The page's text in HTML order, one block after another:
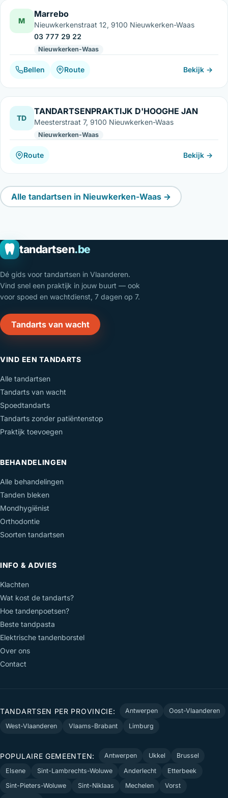
M
Marrebo
Nieuwkerkenstraat 12, 9100 Nieuwkerken-Waas
03 777 29 22
Nieuwkerken-Waas
Bellen Route Bekijk →
TD
TANDARTSENPRAKTIJK D'HOOGHE JAN
Meesterstraat 7, 9100 Nieuwkerken-Waas
Nieuwkerken-Waas
Route Bekijk →
Alle tandartsen in Nieuwkerken-Waas →
tandartsen.be
Dé gids voor tandartsen in Vlaanderen.
Vind snel een praktijk in jouw buurt — ook
voor spoed en wachtdienst, 7 dagen op 7.
Tandarts van wacht
VIND EEN TANDARTS
Alle tandartsen
Tandarts van wacht
Spoedtandarts
Tandarts zonder patiëntenstop
Praktijk toevoegen
BEHANDELINGEN
Alle behandelingen
Tanden bleken
Mondhygiënist
Orthodontie
Soorten tandartsen
INFO & ADVIES
Klachten
Wat kost de tandarts?
Hoe tandenpoetsen?
Beste tandpasta
Elektrische tandenborstel
Over ons
Contact
TANDARTSEN PER PROVINCIE: Antwerpen
Oost-Vlaanderen
West-Vlaanderen
Vlaams-Brabant Limburg
POPULAIRE GEMEENTEN: Antwerpen Ukkel
Brussel
Elsene
Sint-Lambrechts-Woluwe Anderlecht
Etterbeek
Sint-Pieters-Woluwe
Sint-Niklaas Mechelen
Vorst